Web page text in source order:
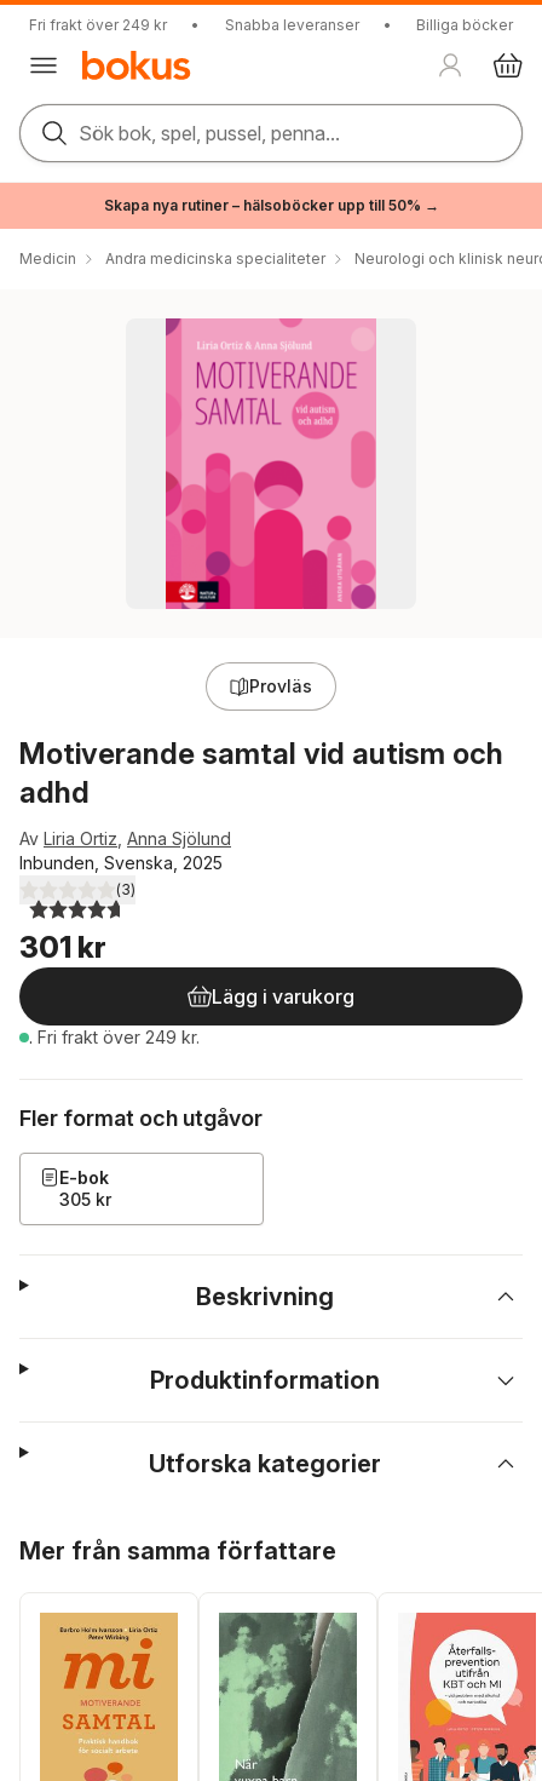
Fri frakt över 249 kr • Snabba leveranser • Billiga böcker
Sök bok, spel, pussel, penna...
Skapa nya rutiner – hälsoböcker upp till 50% →
Medicin Andra medicinska specialiteter Neurologi och klinisk
Provläs
Motiverande samtal vid autism och
adhd
Av Liria Ortiz Anna Sjölund
Inbunden, Svenska, 2025
4,7utav 5 stjärnor. Totalt antal röster:
(3)
301 kr
Lägg i varukorg
. Fri frakt över 249 kr.
Fler format och utgåvor
E-bok
305 kr
Beskrivning
Produktinformation
Utforska kategorier
Mer från samma författare